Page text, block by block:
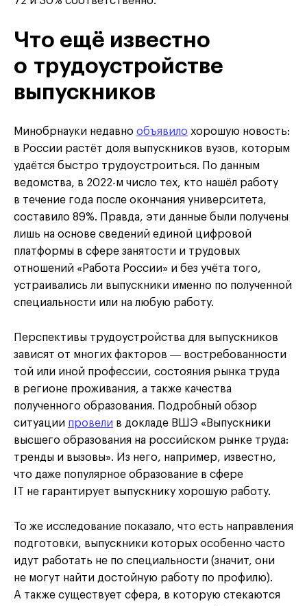
Что ещё известно
о трудоустройстве
выпускников
Минобрнауки недавно объявило хорошую новость:
в России растёт доля выпускников вузов, которым
удаётся быстро трудоустроиться. По данным
ведомства, в 2022-м число тех, кто нашёл работу
в течение года после окончания университета,
составило 89%. Правда, эти данные были получены
лишь на основе сведений единой цифровой
платформы в сфере занятости и трудовых
отношений «Работа России» и без учёта того,
устраивались ли выпускники именно по полученной
специальности или на любую работу.
Перспективы трудоустройства для выпускников
зависят от многих факторов ― востребованности
той или иной профессии, состояния рынка труда
в регионе проживания, а также качества
полученного образования. Подробный обзор
ситуации провели в докладе ВШЭ «Выпускники
высшего образования на российском рынке труда:
тренды и вызовы». Из него, например, известно,
что даже популярное образование в сфере
IT не гарантирует выпускнику хорошую работу.
То же исследование показало, что есть направления
подготовки, выпускники которых особенно часто
идут работать не по специальности (значит, они
не могут найти достойную работу по профилю).
А также существует сфера, в которую стекаются